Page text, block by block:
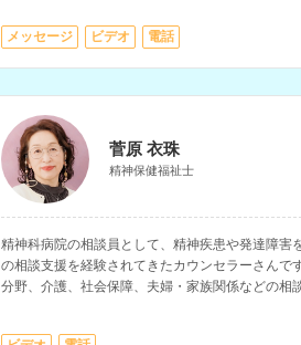
メッセージ ビデオ 電話
菅原 衣珠
精神保健福祉士
精神科病院の相談員として、精神疾患や発達障害
の相談支援を経験されてきたカウンセラーさんで
分野、介護、社会保障、夫婦・家族関係などの相